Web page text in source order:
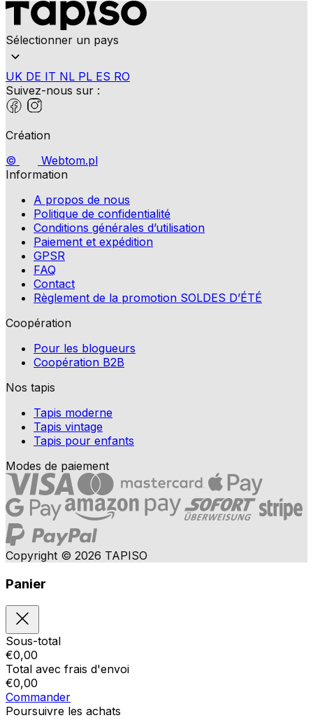
Sélectionner un pays
UK DE IT NL PL ES RO
Suivez-nous sur :
Création
©
Webtom.pl
Information
A propos de nous
Politique de confidentialité
Conditions générales d’utilisation
Paiement et expédition
GPSR
FAQ
Contact
Règlement de la promotion SOLDES D’ÉTÉ
Coopération
Pour les blogueurs
Coopération B2B
Nos tapis
Tapis moderne
Tapis vintage
Tapis pour enfants
Modes de paiement
Copyright © 2026 TAPISO
Panier
Sous-total
€0,00
Total avec frais d'envoi
€0,00
Commander
Poursuivre les achats